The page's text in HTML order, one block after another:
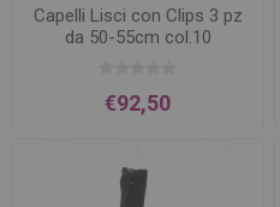
Capelli Lisci con Clips 3 pz
da 50-55cm col.10
€92,50